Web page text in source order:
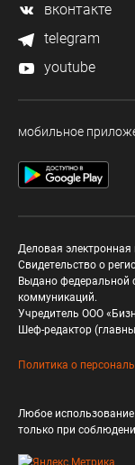
вконтакте
telegram
youtube
мобильное
Деловая электронная
Свидетельство о
Выдано федеральной
коммуникаций.
Учредитель ООО
Шеф-редактор
Политика о
Любое
только при